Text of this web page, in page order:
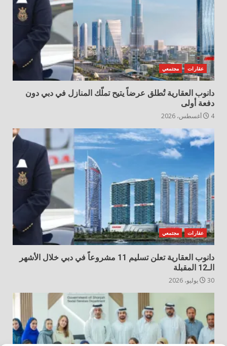
عقارات مجتمعي
دانوب العقارية تُطلق عرضاً يتيح تملّك المنازل في دبي دون
دفعة أولى
4 أغسطس، 2026
عقارات مجتمعي
دانوب العقارية تعلن تسليم 11 مشروعاً في دبي خلال الأشهر
الـ12 المقبلة
30 يوليو، 2026